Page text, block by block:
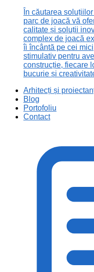
În căutarea
parc de joacă vă
calitate și soluții
complex de joacă
îi încântă pe cei
stimulativ pentru
construcție, fiecare
bucurie și
Arhitecți și
Blog
Portofoliu
Contact